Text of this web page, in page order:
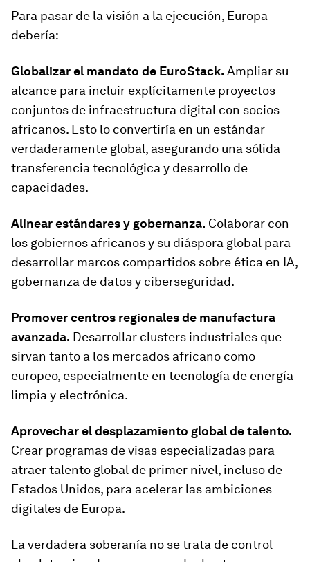
Para pasar de la visión a la ejecución, Europa
debería:
Globalizar el mandato de EuroStack. Ampliar su
alcance para incluir explícitamente proyectos
conjuntos de infraestructura digital con socios
africanos. Esto lo convertiría en un estándar
verdaderamente global, asegurando una sólida
transferencia tecnológica y desarrollo de
capacidades.
Alinear estándares y gobernanza. Colaborar con
los gobiernos africanos y su diáspora global para
desarrollar marcos compartidos sobre ética en IA,
gobernanza de datos y ciberseguridad.
Promover centros regionales de manufactura
avanzada. Desarrollar clusters industriales que
sirvan tanto a los mercados africano como
europeo, especialmente en tecnología de energía
limpia y electrónica.
Aprovechar el desplazamiento global de talento.
Crear programas de visas especializadas para
atraer talento global de primer nivel, incluso de
Estados Unidos, para acelerar las ambiciones
digitales de Europa.
La verdadera soberanía no se trata de control